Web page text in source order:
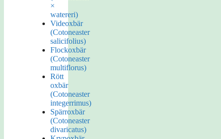
×
watereri)
Videoxbär
(Cotoneaster
salicifolius)
Flockoxbär
(Cotoneaster
multiflorus)
Rött
oxbär
(Cotoneaster
integerrimus)
Spärroxbär
(Cotoneaster
divaricatus)